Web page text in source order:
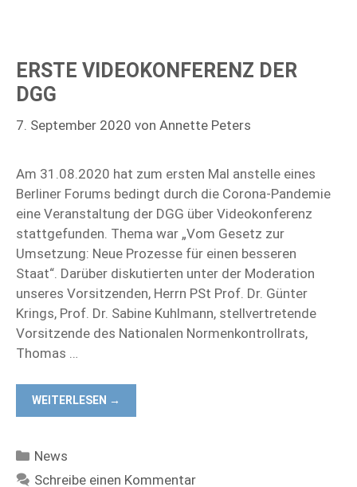
ERSTE VIDEOKONFERENZ DER
DGG
7. September 2020 von Annette Peters
Am 31.08.2020 hat zum ersten Mal anstelle eines
Berliner Forums bedingt durch die Corona-Pandemie
eine Veranstaltung der DGG über Videokonferenz
stattgefunden. Thema war „Vom Gesetz zur
Umsetzung: Neue Prozesse für einen besseren
Staat“. Darüber diskutierten unter der Moderation
unseres Vorsitzenden, Herrn PSt Prof. Dr. Günter
Krings, Prof. Dr. Sabine Kuhlmann, stellvertretende
Vorsitzende des Nationalen Normenkontrollrats,
Thomas …
WEITERLESEN →
Kategorien
News
Schreibe einen Kommentar